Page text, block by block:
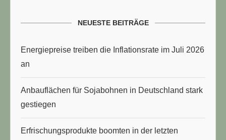
NEUESTE BEITRÄGE
Energiepreise treiben die Inflationsrate im Juli 2026
an
Anbauflächen für Sojabohnen in Deutschland stark
gestiegen
Erfrischungsprodukte boomten in der letzten